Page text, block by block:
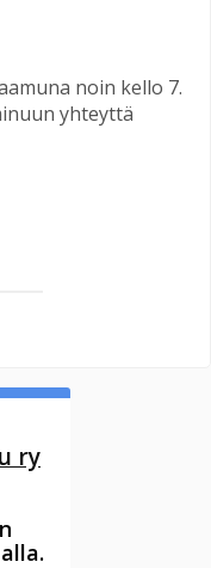
noin kello 7.
yhteyttä
ry